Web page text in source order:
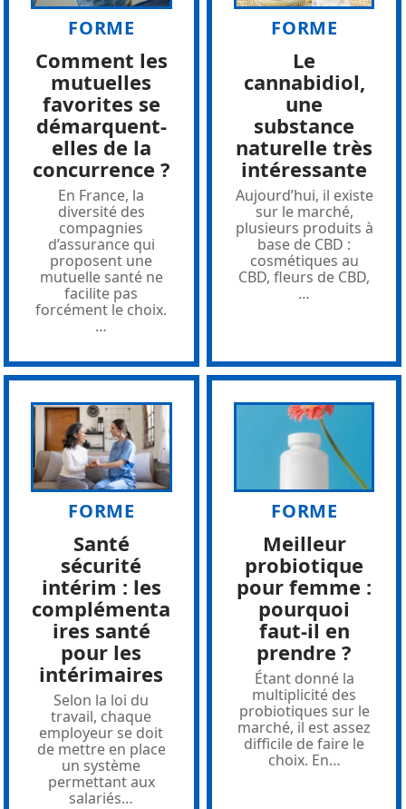
FORME
Comment les
mutuelles
favorites se
démarquent-
elles de la
concurrence ?
En France, la
diversité des
compagnies
d’assurance qui
proposent une
mutuelle santé ne
facilite pas
forcément le choix.
…
FORME
Le
cannabidiol,
une
substance
naturelle très
intéressante
Aujourd’hui, il existe
sur le marché,
plusieurs produits à
base de CBD :
cosmétiques au
CBD, fleurs de CBD,
…
FORME
Santé
sécurité
intérim : les
complémenta
ires santé
pour les
intérimaires
Selon la loi du
travail, chaque
employeur se doit
de mettre en place
un système
permettant aux
salariés…
FORME
Meilleur
probiotique
pour femme :
pourquoi
faut-il en
prendre ?
Étant donné la
multiplicité des
probiotiques sur le
marché, il est assez
difficile de faire le
choix. En…